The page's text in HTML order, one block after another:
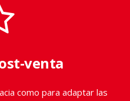
venta
como para adaptar las